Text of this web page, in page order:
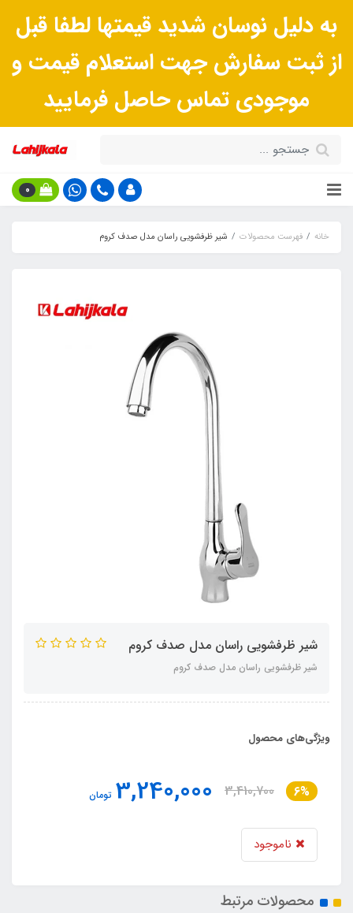
به دلیل نوسان شدید قیمتها لطفا قبل
از ثبت سفارش جهت استعلام قیمت و
موجودی تماس حاصل فرمایید
0
خانه فهرست محصولات شیر ظرفشویی راسان مدل صدف کروم
شیر ظرفشویی راسان مدل صدف کروم
شیر ظرفشویی راسان مدل صدف کروم
ویژگی‌های محصول
6%
3,410,700
3,240,000 تومان
ناموجود
محصولات مرتبط